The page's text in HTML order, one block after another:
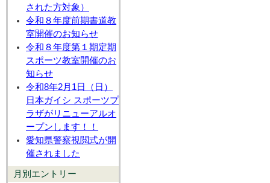
された方対象）
令和８年度前期書道教
室開催のお知らせ
令和８年度第１期定期
スポーツ教室開催のお
知らせ
令和8年2月1日（日）
日本ガイシ スポーツプ
ラザがリニューアルオ
ープンします！！
愛知県警察視閲式が開
催されました
月別エントリー